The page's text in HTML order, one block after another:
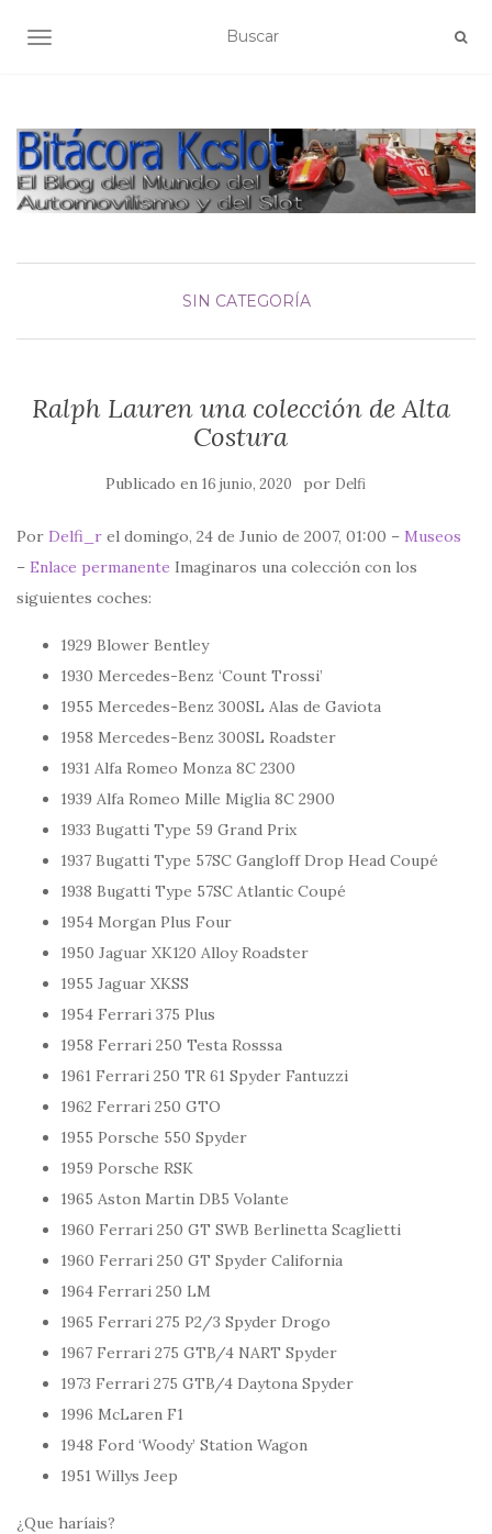
ALTERNAR NAVEGACIÓN
SIN CATEGORÍA
Ralph Lauren una colección de Alta
Costura
Publicado en 16 junio, 2020 por Delfi
Por Delfi_r el domingo, 24 de Junio de 2007, 01:00 – Museos
– Enlace permanente Imaginaros una colección con los
siguientes coches:
1929 Blower Bentley
1930 Mercedes-Benz ‘Count Trossi’
1955 Mercedes-Benz 300SL Alas de Gaviota
1958 Mercedes-Benz 300SL Roadster
1931 Alfa Romeo Monza 8C 2300
1939 Alfa Romeo Mille Miglia 8C 2900
1933 Bugatti Type 59 Grand Prix
1937 Bugatti Type 57SC Gangloff Drop Head Coupé
1938 Bugatti Type 57SC Atlantic Coupé
1954 Morgan Plus Four
1950 Jaguar XK120 Alloy Roadster
1955 Jaguar XKSS
1954 Ferrari 375 Plus
1958 Ferrari 250 Testa Rosssa
1961 Ferrari 250 TR 61 Spyder Fantuzzi
1962 Ferrari 250 GTO
1955 Porsche 550 Spyder
1959 Porsche RSK
1965 Aston Martin DB5 Volante
1960 Ferrari 250 GT SWB Berlinetta Scaglietti
1960 Ferrari 250 GT Spyder California
1964 Ferrari 250 LM
1965 Ferrari 275 P2/3 Spyder Drogo
1967 Ferrari 275 GTB/4 NART Spyder
1973 Ferrari 275 GTB/4 Daytona Spyder
1996 McLaren F1
1948 Ford ‘Woody’ Station Wagon
1951 Willys Jeep
¿Que haríais?